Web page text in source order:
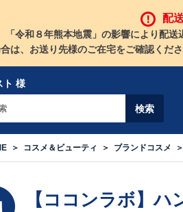
配
「令和８年熊本地震」の影響により配
は、お送り先様のご在宅をご確認くだ
ト 様
コスメ＆ビューティ ブランドコスメ
【ココンラボ】